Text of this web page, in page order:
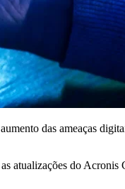
das ameaças
atualizações do